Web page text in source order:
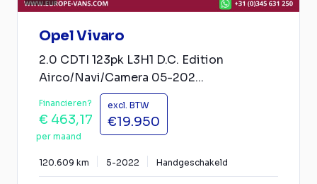
Opel Vivaro
2.0 CDTI 123pk L3H1 D.C. Edition
Airco/Navi/Camera 05-202...
Financieren?
€ 463,17
per maand
excl. BTW
€19.950
120.609 km 5-2022 Handgeschakeld